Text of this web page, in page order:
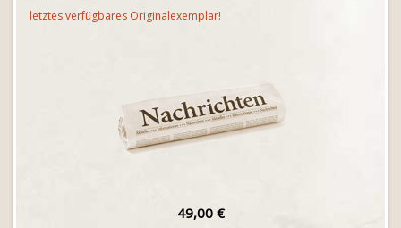
letztes verfügbares Originalexemplar!
49,00 €